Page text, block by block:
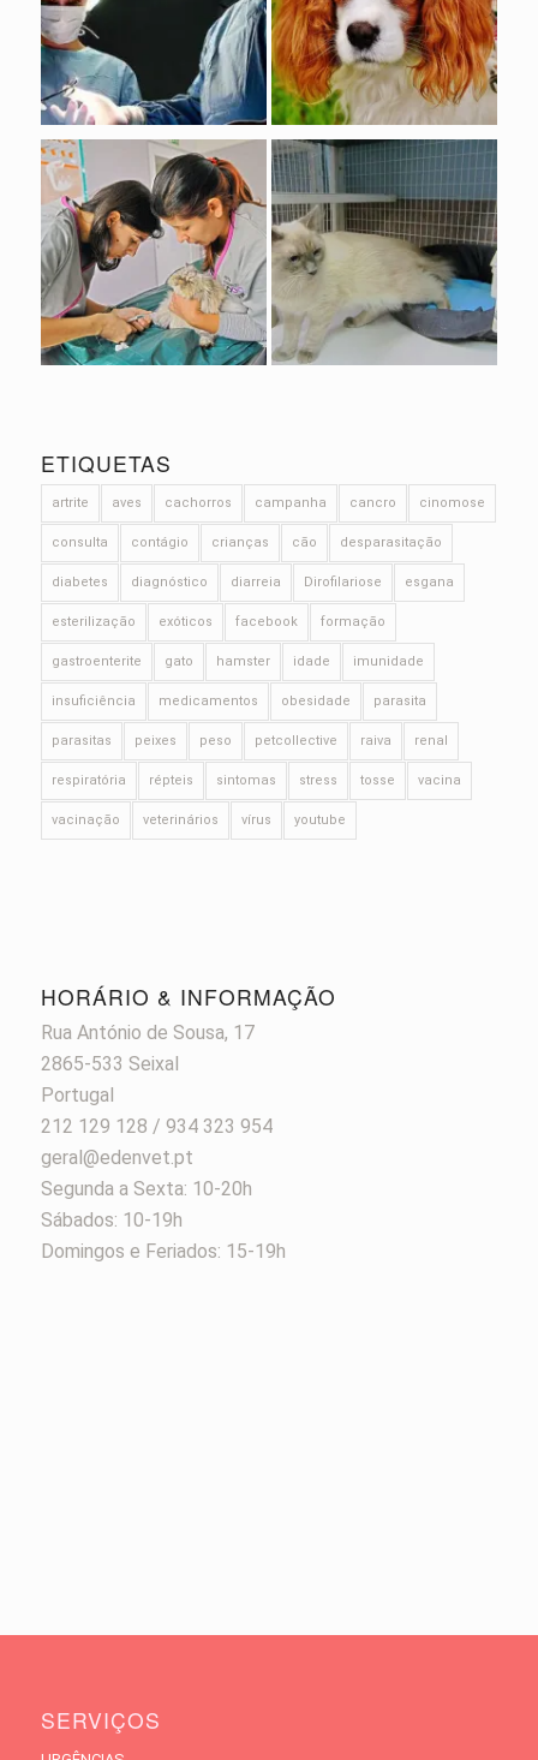
ETIQUETAS
artrite aves cachorros campanha cancro cinomose
consulta contágio crianças cão desparasitação
diabetes diagnóstico diarreia Dirofilariose esgana
esterilização exóticos facebook formação
gastroenterite gato hamster idade imunidade
insuficiência medicamentos obesidade parasita
parasitas peixes peso petcollective raiva renal
respiratória répteis sintomas stress tosse vacina
vacinação veterinários vírus youtube
HORÁRIO & INFORMAÇÃO
Rua António de Sousa, 17
2865-533 Seixal
Portugal
212 129 128 / 934 323 954
geral@edenvet.pt
Segunda a Sexta: 10-20h
Sábados: 10-19h
Domingos e Feriados: 15-19h
SERVIÇOS